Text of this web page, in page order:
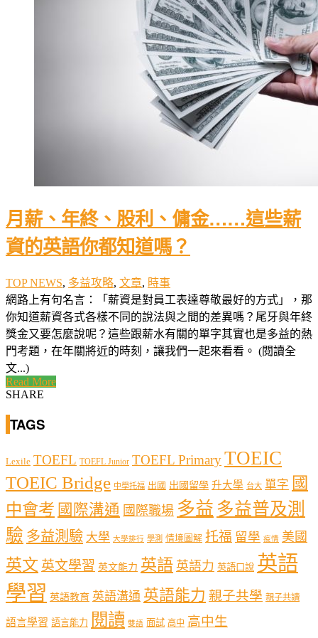
月薪、年終、股利、傭金……這些薪
資的英語你都知道嗎？
TOP NEWS, 多益攻略, 文章, 時事
網路上有句名言：「薪資是對員工表達尊敬最好的方式」，那
你知道薪資各式各樣不同的說法與之間的差異嗎？尾牙與年終
獎金又要怎麼說呢？這些跟薪水有關的單字其實也是多益的熱
門考題，在年關將近的時刻，讓我們一起來看看。 (閱讀全
文...)
Read More
SHARE
TAGS
Lexile TOEFL TOEFL Junior TOEFL PrimaryTOEIC
TOEIC Bridge 中學托福 出國 出國留學 升大學 台大 單字 國
中會考 國際溝通 國際職場 多益 多益普及測
驗 多益測驗 大學 大學排行 學測 情境圖解 托福 留學 疫情 美國
英文 英文學習 英文能力 英語 英語力 英語口說 英語
學習 英語教育 英語溝通 英語能力 親子共學 親子共讀
語言學習 語言能力 閱讀 雙語 面試 高中 高中生